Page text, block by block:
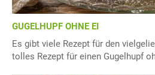
GUGELHUPF OHNE EI
Es gibt viele Rezept für den
tolles Rezept für einen Gugelhupf